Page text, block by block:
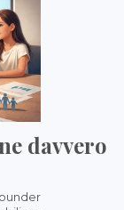
davvero